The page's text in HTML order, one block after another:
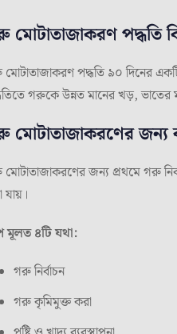
মোটাতাজাকরণ পদ্ধতি
পদ্ধতি ৯০ দিনের
গরুকে উন্নত মানের খড়, ভাতের
মোটাতাজাকরণের জন্য
জন্য প্রথমে গরু
যায়।
মূলত ৪টি যথা:
গরু নির্বাচন
গরু কৃমিমুক্ত করা